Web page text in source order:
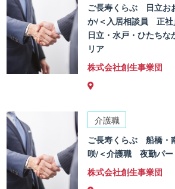
ご長寿くらぶ 日立お
か/＜入居相談員 正社
日立・水戸・ひたちな
リア
株式会社創生事業団
介護職
ご長寿くらぶ 船橋・
咲/＜介護職 夜勤パー
株式会社創生事業団